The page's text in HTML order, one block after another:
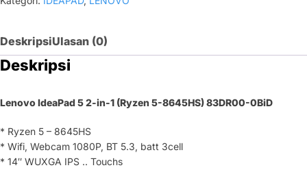
DeskripsiUlasan (0)
Deskripsi
Lenovo IdeaPad 5 2-in-1 (Ryzen 5-8645HS)83DR00-0BiD
* Ryzen 5 – 8645HS
* Wifi, Webcam 1080P, BT 5.3, batt 3cell
* 14″ WUXGA IPS .. Touchs